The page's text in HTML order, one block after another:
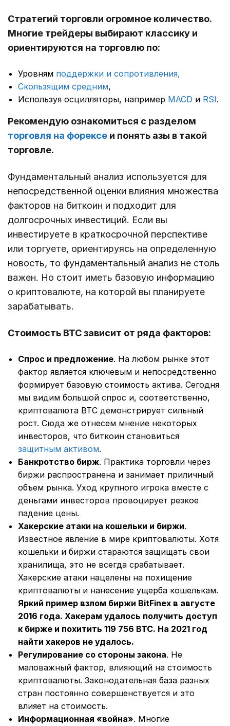
Стратегий торговли огромное количество.
Многие трейдеры выбирают классику и
ориентируются на торговлю по:
Уровням поддержки и сопротивления,
Скользящим средним,
Используя осцилляторы, например MACD и RSI.
Рекомендую ознакомиться с разделом
торговля на форексе и понять азы в такой
торговле.
Фундаментальный анализ используется для
непосредственной оценки влияния множества
факторов на биткоин и подходит для
долгосрочных инвестиций. Если вы
инвестируете в краткосрочной перспективе
или торгуете, ориентируясь на определенную
новость, то фундаментальный анализ не столь
важен. Но стоит иметь базовую информацию
о криптовалюте, на которой вы планируете
зарабатывать.
Стоимость BTC зависит от ряда факторов:
Спрос и предложение. На любом рынке этот
фактор является ключевым и непосредственно
формирует базовую стоимость актива. Сегодня
мы видим большой спрос и, соответственно,
криптовалюта BTC демонстрирует сильный
рост. Сюда же отнесем мнение некоторых
инвесторов, что биткоин становиться
защитным активом.
Банкротство бирж. Практика торговли через
биржи распространена и занимает приличный
объем рынка. Уход крупного игрока вместе с
деньгами инвесторов провоцирует резкое
падение цены.
Хакерские атаки на кошельки и биржи.
Известное явление в мире криптовалюты. Хотя
кошельки и биржи стараются защищать свои
хранилища, это не всегда срабатывает.
Хакерские атаки нацелены на похищение
криптовалюты и нанесение ущерба кошелькам.
Яркий пример взлом биржи BitFinex в августе
2016 года. Хакерам удалось получить доступ
к бирже и похитить 119 756 BTC. На 2021 год
найти хакеров не удалось.
Регулирование со стороны закона. Не
маловажный фактор, влияющий на стоимость
криптовалюты. Законодательная база разных
стран постоянно совершенствуется и это
влияет на стоимость.
Информационная «война». Многие